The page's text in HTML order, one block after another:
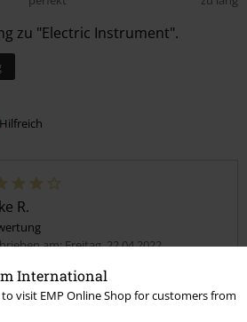
International
to visit EMP Online Shop for customers from
zu "Electric Instrument".
Hilfreich
R.
am: Freitag, 22.04.2022
wollte ich unbedingt diesen hoodie